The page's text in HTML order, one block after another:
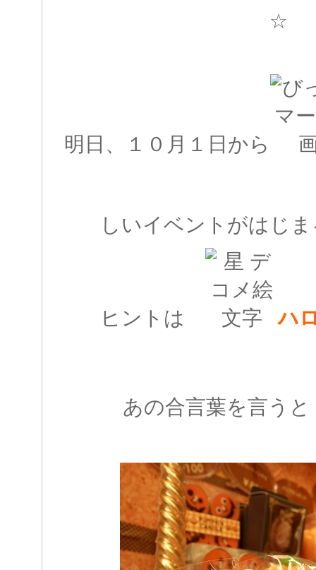
☆
明日、１０月１日から
しいイベントがはじ
ヒントは ハ
あの合言葉を言うと